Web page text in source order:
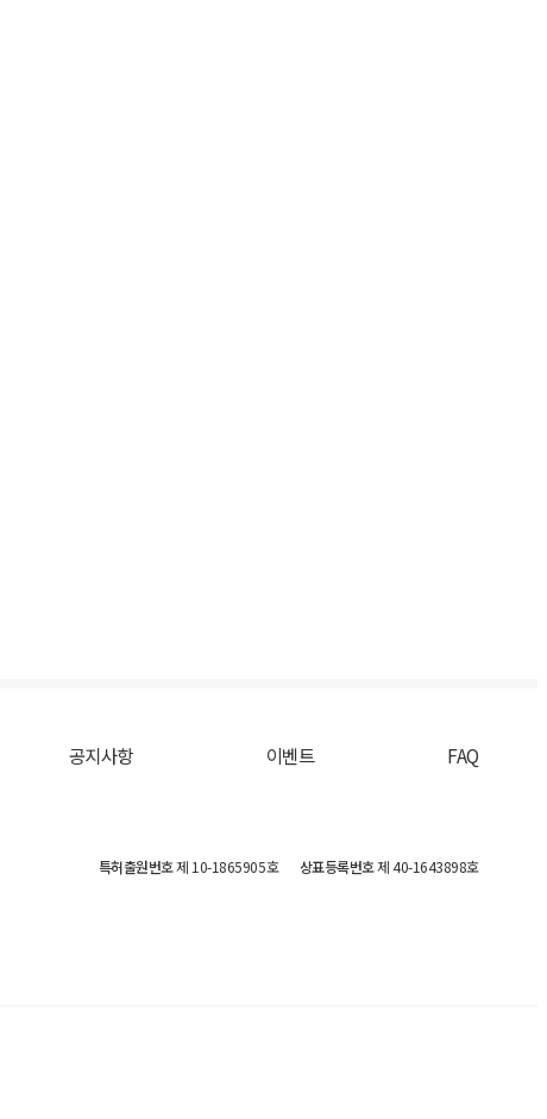
공지사항 이벤트 FAQ
특허출원번호제 10-1865905호 상표등록번호제 40-1643898호